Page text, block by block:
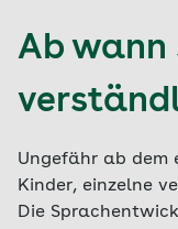
Ab wann
Ungefähr ab dem
Kinder, einzelne
Die